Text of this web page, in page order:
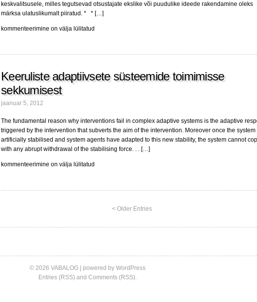
keskvalitsusele, milles tegutsevad otsustajate ekslike või puudulike ideede rakendamine oleks
märksa ulatuslikumalt piiratud. * * […]
Huvitavaid
aasta
nädalavahetuse
lõpuks
kommenteerimine on välja lülitatud
Keeruliste adaptiivsete süsteemide toimimisse
sekkumisest
jaanuar 5, 2012
The fundamental reason why interventions fail in complex adaptive systems is the adaptive
triggered by the intervention that subverts the aim of the intervention. Moreover once the system
artificially stabilised and system agents have adapted to this new stability, the system cannot
with any abrupt withdrawal of the stabilising force. . . […]
Keeruliste
toimimisse
kommenteerimine on välja lülitatud
< Older Entries
© 2026 VABALOG | powered by WordPress
Entries (RSS) and Comments (RSS).